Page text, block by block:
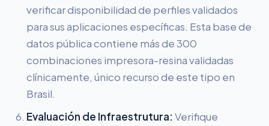
verificar disponibilidad de perfiles validados
para sus aplicaciones específicas. Esta base de
datos pública contiene más de 300
combinaciones impresora-resina validadas
clínicamente, único recurso de este tipo en
Brasil.
Evaluación de Infraestrutura: Verifique